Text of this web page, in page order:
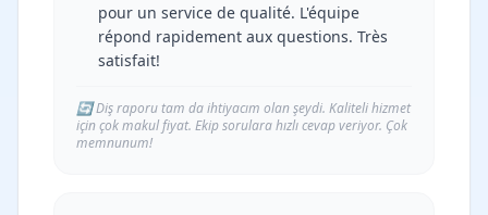
pour un service de qualité. L'équipe
répond rapidement aux questions. Très
satisfait!
🔄Diş raporu tam da ihtiyacım olan şeydi. Kaliteli hizmet
için çok makul fiyat. Ekip sorulara hızlı cevap veriyor. Çok
memnunum!